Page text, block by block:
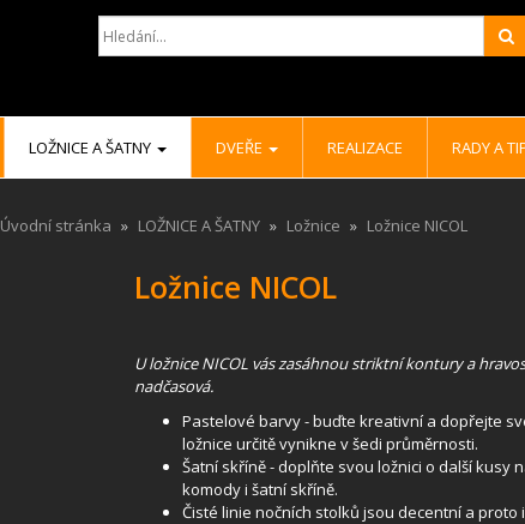
LOŽNICE A ŠATNY DVEŘE REALIZACE RADY A
Úvodní stránka LOŽNICE A ŠATNY Ložnice Ložnice NICOL
Ložnice NICOL
U ložnice NICOL vás zasáhnou striktní kontury a
nadčasová.
Pastelové barvy - buďte kreativní a dopřejte
ložnice určitě vynikne v šedi průměrnosti.
Šatní skříně - doplňte svou ložnici o další kusy
komody i šatní skříně.
Čisté linie nočních stolků jsou decentní a